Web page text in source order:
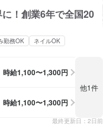
！創業6年で全国20
勤務OK
ネイルOK
時給1,100〜1,300円
時給1,100〜1,300円
他1件
最終更新日：2日前